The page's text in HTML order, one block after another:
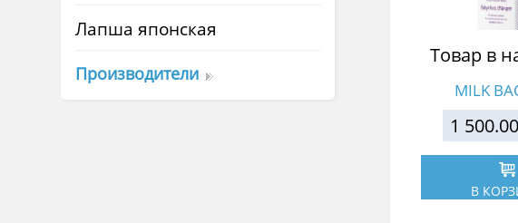
Лапша японская
Производители
Товар в
MILK
1
В